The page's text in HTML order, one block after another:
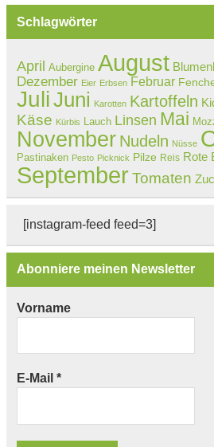
Schlagwörter
April Aubergine August
Dezember Eier Erbsen Februar
JuliJuni Karotten Kartoffeln
Käse Kürbis Lauch Linsen Mai
November Nudeln Nüsse
Pastinaken Pesto Picknick Pilze Reis Rote
September Tomaten
[instagram-feed feed=3]
Abonniere meinen Newsletter
Vorname
E-Mail *